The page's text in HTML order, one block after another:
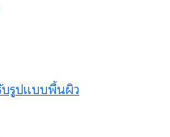
บรูปแบบพื้นผิว